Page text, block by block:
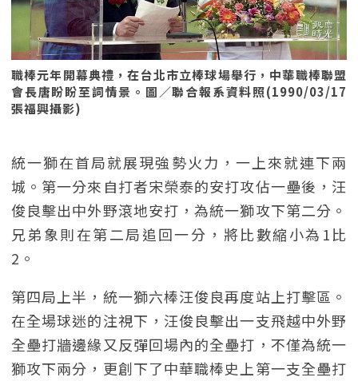
職棒元年開幕典禮，在台北市立棒球場舉行，中華職棒聯盟
會長唐盼盼至詞情景。圖／聯合報系資料照(1990/03/17
張福興攝影)
統一獅在首局就展現強勢火力，一上來就連下兩
城。第一分來自打者宋榮泰的安打攻佔一壘後，汪
俊良擊出中外野滾地安打，為統一獅攻下第二分。
兄弟象則在第二局追回一分，將比數縮小為1比
2。
第四局上半，統一獅六棒汪俊良再度站上打擊區。
在全場球迷的注視下，汪俊良擊出一支飛越中外野
全壘打牆邊緣又反彈回場內的全壘打，不僅為統一
獅攻下兩分，更創下了中華職棒史上第一支全壘打